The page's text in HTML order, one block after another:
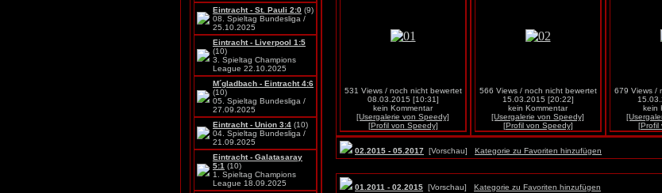
Eintracht - St. Pauli 2:0 (9)
08. Spieltag Bundesliga /
25.10.2025
Eintracht - Liverpool 1:5
(10)
3. Spieltag Champions
League 22.10.2025
M´gladbach - Eintracht 4:6
(10)
05. Spieltag Bundesliga /
27.09.2025
Eintracht - Union 3:4 (10)
04. Spieltag Bundesliga /
21.09.2025
Eintracht - Galatasaray
5:1 (10)
1. Spieltag Champions
League 18.09.2025
531 Views / noch nicht bewertet
08.03.2015 [10:31]
kein Kommentar
[Usergalerie von Speedy]
[Profil von Speedy]
566 Views / noch nicht bewertet
15.03.2015 [20:22]
kein Kommentar
[Usergalerie von Speedy]
[Profil von Speedy]
679 Views /
kein
[Profil
02.2015 - 05.2017 [Vorschau] Kategorie zu Favoriten hinzufügen
01.2011 - 02.2015 [Vorschau] Kategorie zu Favoriten hinzufügen